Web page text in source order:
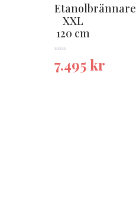
Etanolbrännare
XXL
120 cm
7.495kr